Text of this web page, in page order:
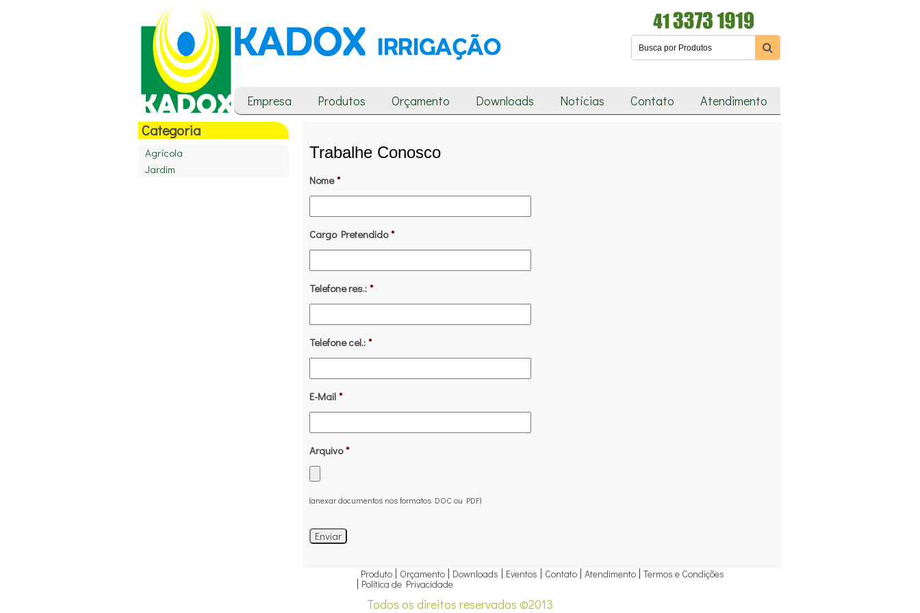
Empresa Produtos Orçamento Downloads Notícias Contato Atendimento
Categoria
Agrícola
Jardim
Trabalhe Conosco
Nome *
Cargo Pretendido *
Telefone res.: *
Telefone cel.: *
E-Mail *
Arquivo *
(anexar documentos nos formatos DOC ou PDF)
Produto Orçamento Downloads Eventos Contato Atendimento Termos e Condições
Política de Privacidade
Todos os direitos reservados ©2013